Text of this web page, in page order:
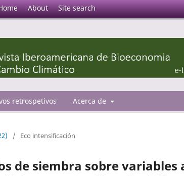
About Site search
retrospetivos Acerca de
/ Eco intensificación
de siembra sobre variables